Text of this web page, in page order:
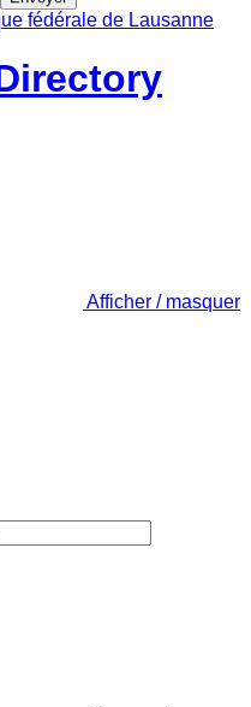
Afficher / masquer